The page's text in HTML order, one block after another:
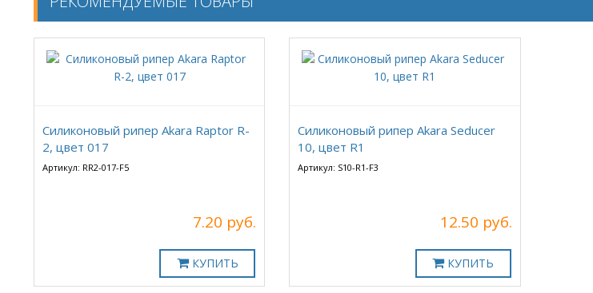
Силиконовый рипер Akara Raptor R-
2, цвет 017
Артикул: RR2-017-F5
7.20 руб.
КУПИТЬ
Силиконовый рипер Akara Seducer
10, цвет R1
Артикул: S10-R1-F3
12.50 руб.
КУПИТЬ